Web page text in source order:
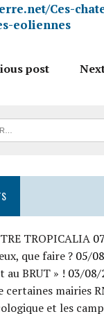
Ces-
eoliennes
post
TROPICALIA
que faire ? 05/
BRUT » ! 03/08/
certaines mairies
et les